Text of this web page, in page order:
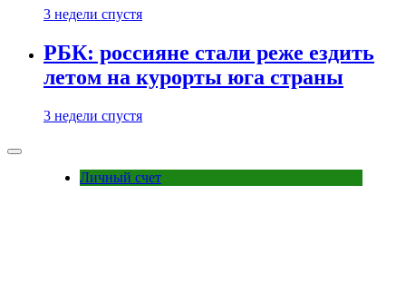
3 недели спустя
РБК: россияне стали реже ездить
летом на курорты юга страны
3 недели спустя
Личный счет